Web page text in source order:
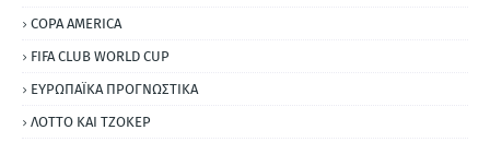
COPA AMERICA
FIFA CLUB WORLD CUP
ΕΥΡΩΠΑΪΚΑ ΠΡΟΓΝΩΣΤΙΚΑ
ΛΟΤΤΟ ΚΑΙ ΤΖΟΚΕΡ